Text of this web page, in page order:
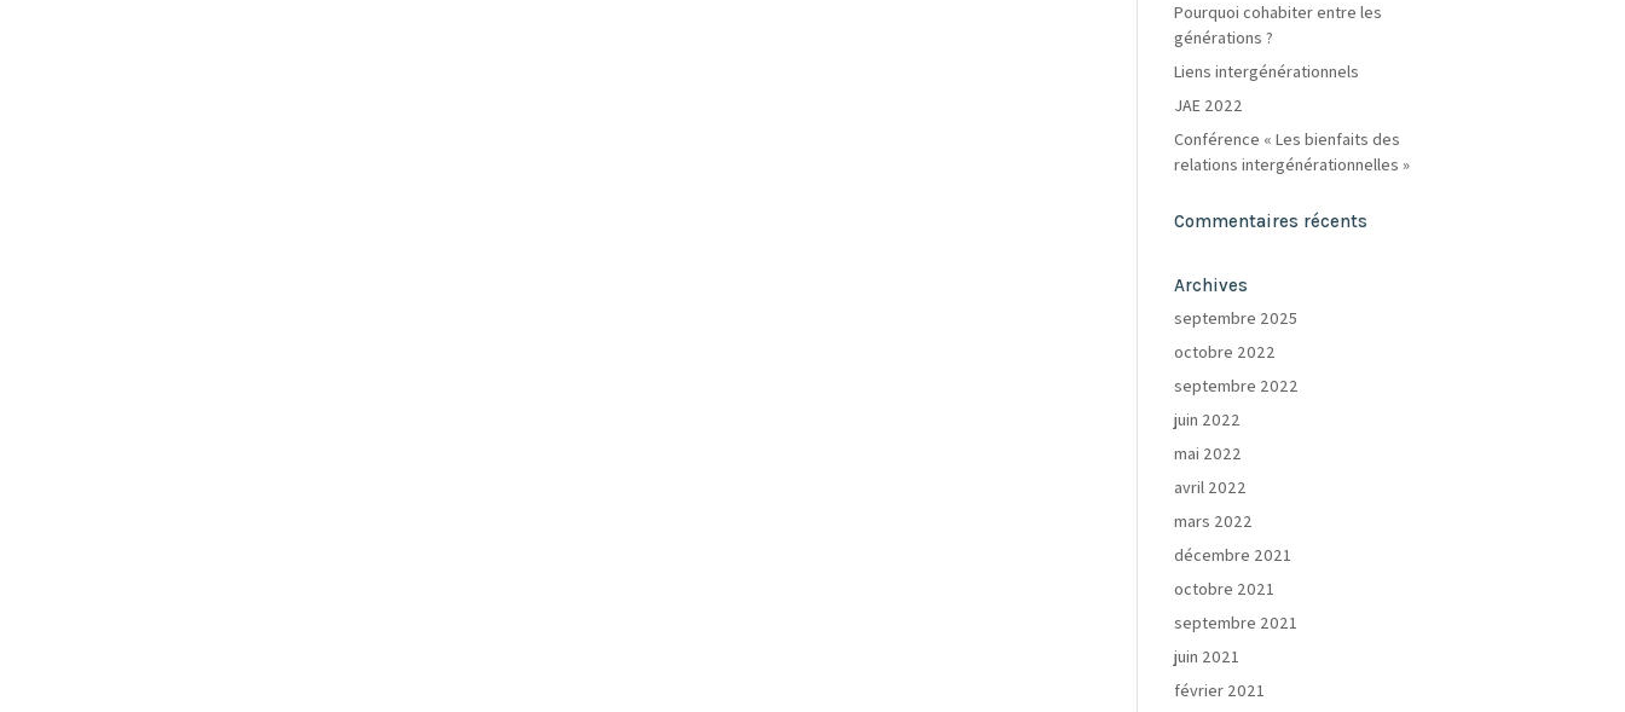
Pourquoi cohabiter entre les
générations ?
Liens intergénérationnels
JAE 2022
Conférence « Les bienfaits des
relations intergénérationnelles »
Commentaires récents
Archives
septembre 2025
octobre 2022
septembre 2022
juin 2022
mai 2022
avril 2022
mars 2022
décembre 2021
octobre 2021
septembre 2021
juin 2021
février 2021